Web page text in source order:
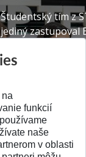
Študentský tím z
jediný zastupoval
Publikované
funkcií
naše
v oblasti